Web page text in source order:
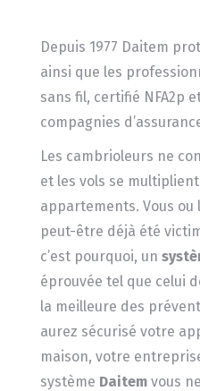
Depuis 1977 Daitem
ainsi que les
sans fil, certifié NFA2p
compagnies
Les cambrioleurs ne
et les vols se
appartements. Vous ou
peut-être déjà été
c’est pourquoi, un
éprouvée tel que celui
la meilleure des
aurez sécurisé votre
maison, votre
système Daitemvous